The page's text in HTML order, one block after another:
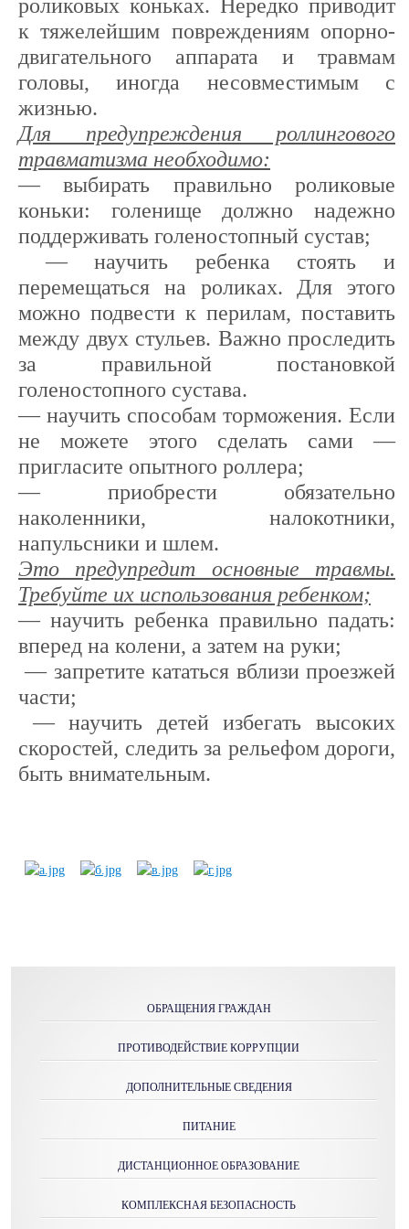
роликовых коньках. Нередко приводит
к тяжелейшим повреждениям опорно-
двигательного аппарата и травмам
головы, иногда несовместимым с
жизнью.
Для предупреждения роллингового
травматизма необходимо:
— выбирать правильно роликовые
коньки: голенище должно надежно
поддерживать голеностопный сустав;
— научить ребенка стоять и
перемещаться на роликах. Для этого
можно подвести к перилам, поставить
между двух стульев. Важно проследить
за правильной постановкой
голеностопного сустава.
— научить способам торможения. Если
не можете этого сделать сами —
пригласите опытного роллера;
— приобрести обязательно
наколенники, налокотники,
напульсники и шлем.
Это предупредит основные травмы.
Требуйте их использования ребенком;
— научить ребенка правильно падать:
вперед на колени, а затем на руки;
— запретите кататься вблизи проезжей
части;
— научить детей избегать высоких
скоростей, следить за рельефом дороги,
быть внимательным.
ОБРАЩЕНИЯ ГРАЖДАН
ПРОТИВОДЕЙСТВИЕ КОРРУПЦИИ
ДОПОЛНИТЕЛЬНЫЕ СВЕДЕНИЯ
ПИТАНИЕ
ДИСТАНЦИОННОЕ ОБРАЗОВАНИЕ
КОМПЛЕКСНАЯ БЕЗОПАСНОСТЬ